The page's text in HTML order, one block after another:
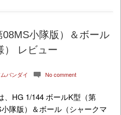
小隊版）＆ボール
） レビュー
バンダイ c No comment
、HG 1/144 ボールK型（第
隊版）＆ボール（シャークマ